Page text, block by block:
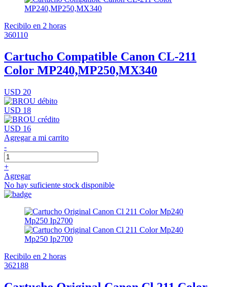
Recibilo en 2 horas
360110
Cartucho Compatible Canon CL-211
Color MP240,MP250,MX340
USD 20
USD 18
USD 16
Agregar a mi carrito
-
+
Agregar
No hay suficiente stock disponible
Recibilo en 2 horas
362188